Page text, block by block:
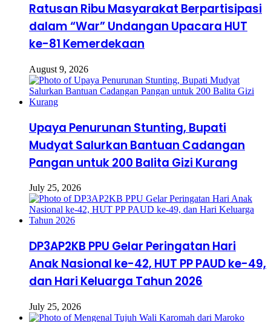
Ratusan Ribu Masyarakat Berpartisipasi
dalam “War” Undangan Upacara HUT
ke-81 Kemerdekaan
August 9, 2026
Upaya Penurunan Stunting, Bupati
Mudyat Salurkan Bantuan Cadangan
Pangan untuk 200 Balita Gizi Kurang
July 25, 2026
DP3AP2KB PPU Gelar Peringatan Hari
Anak Nasional ke-42, HUT PP PAUD ke-49,
dan Hari Keluarga Tahun 2026
July 25, 2026